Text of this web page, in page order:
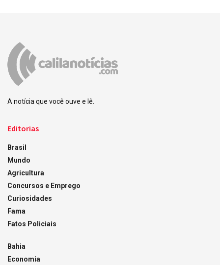
A notícia que você ouve e lê.
Editorias
Brasil
Mundo
Agricultura
Concursos e Emprego
Curiosidades
Fama
Fatos Policiais
Bahia
Economia